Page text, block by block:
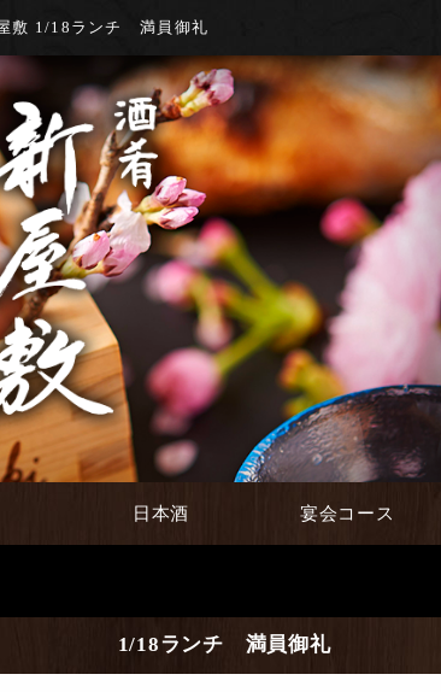
敷 1/18ランチ 満員御礼
日本酒 宴会コース
1/18ランチ 満員御礼